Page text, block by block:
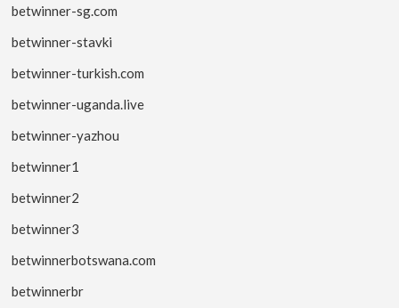
betwinner-sg.com
betwinner-stavki
betwinner-turkish.com
betwinner-uganda.live
betwinner-yazhou
betwinner1
betwinner2
betwinner3
betwinnerbotswana.com
betwinnerbr